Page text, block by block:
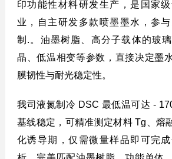
印功能性材料研发生产，是国家
业，自主研发多款喷墨墨水，参
制.。油墨树脂、高分子载体的玻
晶、低温相变等参数，直接决定墨
膜韧性与耐光稳定性。
我司液氮制冷 DSC 最低温可达 -
基线稳定，可精准测定材料 Tg、熔
化诱导期，仅需微量样品即可完